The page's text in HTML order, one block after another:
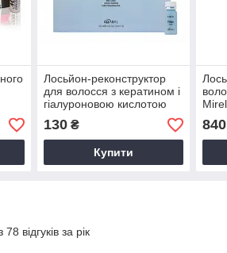
Лосьйон-реконструктор
для волосся з кератином і
гіалуроновою кислотою
1*10 мл Kaaral Filler
130₴
Купити
840
відгуків за рік